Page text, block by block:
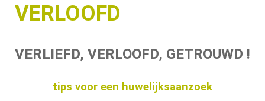
VERLOOFD
VERLIEFD, VERLOOFD, GETROUWD !
tips voor een huwelijksaanzoek